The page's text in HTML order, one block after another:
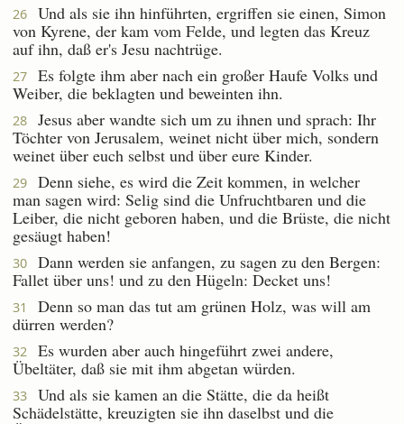
26
Und als sie ihn hinführten, ergriffen sie einen, Simon
von Kyrene, der kam vom Felde, und legten das Kreuz
auf ihn, daß er's Jesu nachtrüge.
27
Es folgte ihm aber nach ein großer Haufe Volks und
Weiber, die beklagten und beweinten ihn.
28
Jesus aber wandte sich um zu ihnen und sprach: Ihr
Töchter von Jerusalem, weinet nicht über mich, sondern
weinet über euch selbst und über eure Kinder.
29
Denn siehe, es wird die Zeit kommen, in welcher
man sagen wird: Selig sind die Unfruchtbaren und die
Leiber, die nicht geboren haben, und die Brüste, die nicht
gesäugt haben!
30
Dann werden sie anfangen, zu sagen zu den Bergen:
Fallet über uns! und zu den Hügeln: Decket uns!
31
Denn so man das tut am grünen Holz, was will am
dürren werden?
32
Es wurden aber auch hingeführt zwei andere,
Übeltäter, daß sie mit ihm abgetan würden.
33
Und als sie kamen an die Stätte, die da heißt
Schädelstätte, kreuzigten sie ihn daselbst und die